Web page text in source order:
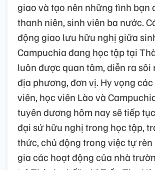
giao và tạo nên những tình bạn
thanh niên, sinh viên ba nước.
động giao lưu hữu nghị giữa
Campuchia đang học tập tại
luôn được quan tâm, diễn ra sôi
địa phương, đơn vị. Hy vọng
viên, học viên Lào và
tuyên dương hôm nay sẽ tiếp
đại sứ hữu nghị trong học tập,
thức, chủ động trong việc tự rèn
gia các hoạt động của nhà